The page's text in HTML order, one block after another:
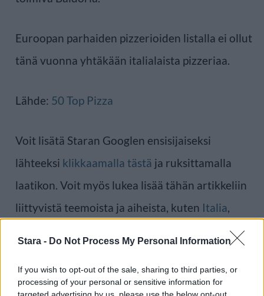
Stara - Do Not Process My Personal Information
If you wish to opt-out of the sale, sharing to third parties, or
processing of your personal or sensitive information for
Euroopan parhaiden pizzerioiden listalla ei ollut
tänä vuonna yhtäkään italialaista pizzeriaa.
Lähde: 50 Top Pizza
Voit lisätä Staran Googlen ensisijaiseksi
lähteeksi klikkaamalla tästä ja ruksittamalla
laatikon. Voit myös lukea lisää tähän artikkeliin
liittyvistä teemoista ja aiheista, kuten Italia,
Ruoka
Ilmoita virheestä·Tietoa meistä· Toimitusperiaatteet